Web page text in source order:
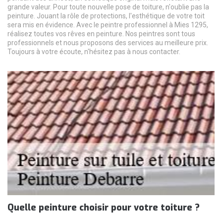
grande valeur. Pour toute nouvelle pose de toiture, n'oublie pas la
peinture. Jouant la rôle de protections, l'esthétique de votre toit
sera mis en évidence. Avec le peintre professionnel à Mies 1295,
réalisez toutes vos rêves en peinture. Nos peintres sont tous
professionnels et nous proposons des services au meilleure prix.
Toujours à votre écoute, n'hésitez pas à nous contacter.
Quelle peinture choisir pour votre toiture ?